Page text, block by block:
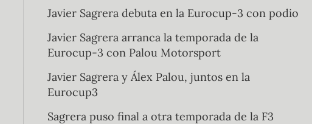
Javier Sagrera debuta en la Eurocup-3 con podio
Javier Sagrera arranca la temporada de la
Eurocup-3 con Palou Motorsport
Javier Sagrera y Álex Palou, juntos en la
Eurocup3
Sagrera puso final a otra temporada de la F3